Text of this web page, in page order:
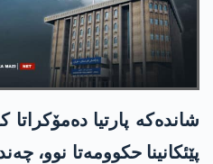
شاندەکە پارتیا
پێئکانینا حكوومه‌تا نوو،